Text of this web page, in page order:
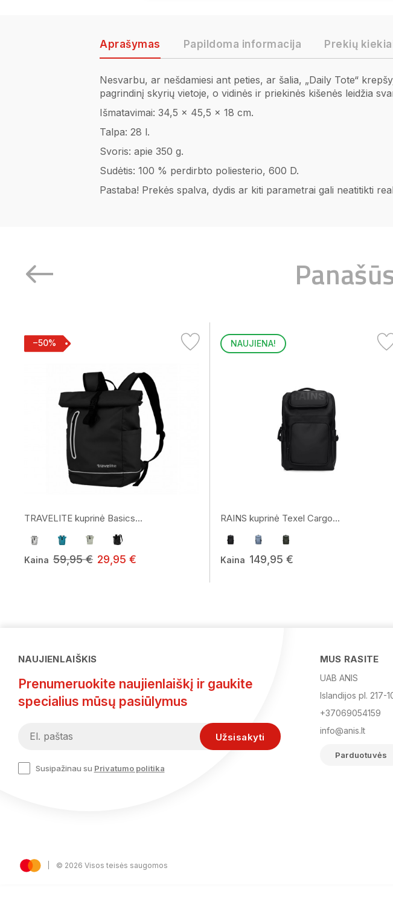
Aprašymas Papildoma informacija Prekių
Nesvarbu, ar nešdamiesi ant peties, ar šalia, „Daily Tote“
pagrindinį skyrių vietoje, o vidinės ir priekinės kišenės leidžia
Išmatavimai: 34,5 x 45,5 x 18 cm.
Talpa: 28 l.
Svoris: apie 350 g.
Sudėtis: 100 % perdirbto poliesterio, 600 D.
Pastaba! Prekės spalva, dydis ar kiti parametrai gali neatitikti
−50%
TRAVELITE kuprinė Basics...
Kaina 59,95 € 29,95 €
NAUJIENA!
RAINS kuprinė Texel Cargo...
Kaina 149,95 €
NAUJIENLAIŠKIS
Prenumeruokite naujienlaiškį ir gaukite
specialius mūsų pasiūlymus
Susipažinau su Privatumo politika
MUS RASITE
UAB ANIS
Islandijos pl. 217-
+37069054159
info@anis.lt
Parduotuvės
© 2026 Visos teisės saugomos